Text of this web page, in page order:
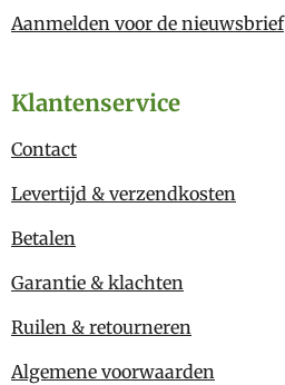
Aanmelden voor de nieuwsbrief
Klantenservice
Contact
Levertijd & verzendkosten
Betalen
Garantie & klachten
Ruilen & retourneren
Algemene voorwaarden